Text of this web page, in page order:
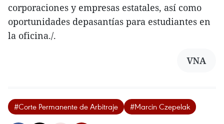
corporaciones y empresas estatales, así como
oportunidades depasantías para estudiantes en
la oficina./.
VNA
#Corte Permanente de Arbitraje #Marcin Czepelak